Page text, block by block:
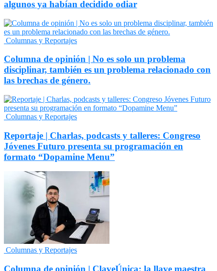
algunos ya habían decidido odiar
Columnas y Reportajes
Columna de opinión | No es solo un problema
disciplinar, también es un problema relacionado con
las brechas de género.
Columnas y Reportajes
Reportaje | Charlas, podcasts y talleres: Congreso
Jóvenes Futuro presenta su programación en
formato “Dopamine Menu”
Columnas y Reportajes
Columna de opinión | ClaveÚnica: la llave maestra